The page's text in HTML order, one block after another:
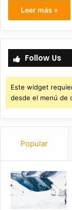
Leer más »
Follow Us
Este widget
desde el menú de
Popular